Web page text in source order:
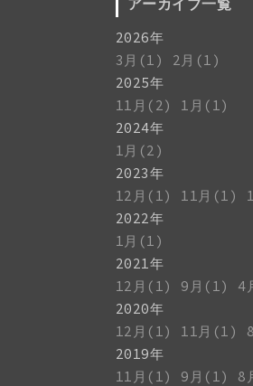
アーカイブ一覧
2026年
3月(1)
2月(1)
2025年
11月(2)
1月(1)
2024年
1月(2)
2023年
12月(1)
11月(1)
2022年
1月(1)
2021年
12月(1)
9月(1) 4
2020年
12月(1)
11月(1)
2019年
11月(1)
9月(1) 8